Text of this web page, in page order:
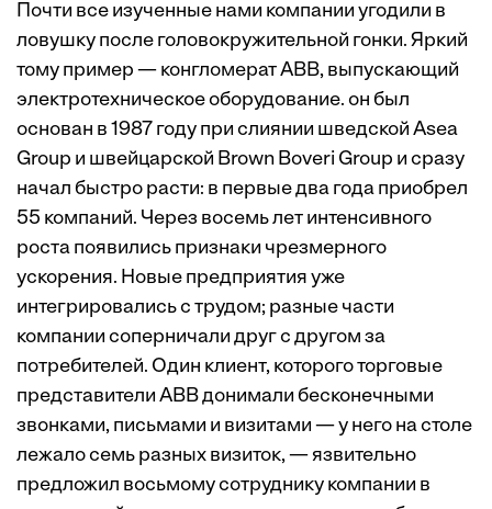
Почти все изученные нами компании угодили в
ловушку после головокружительной гонки. Яркий
тому пример — конгломерат АВВ, выпускающий
электротехническое оборудование. он был
основан в 1987 году при слиянии шведской Asea
Group и швейцарской Brown Boveri Group и сразу
начал быстро расти: в первые два года приобрел
55 компаний. Через восемь лет интенсивного
роста появились признаки чрезмерного
ускорения. Новые предприятия уже
интегрировались с трудом; разные части
компании соперничали друг с другом за
потребителей. Один клиент, которого торговые
представители АВВ донимали бесконечными
звонками, письмами и визитами — у него на столе
лежало семь разных визиток, — язвительно
предложил восьмому сотруднику компании в